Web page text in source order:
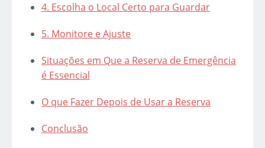
4. Escolha o Local Certo para Guardar
5. Monitore e Ajuste
Situações em Que a Reserva de Emergência
é Essencial
O que Fazer Depois de Usar a Reserva
Conclusão